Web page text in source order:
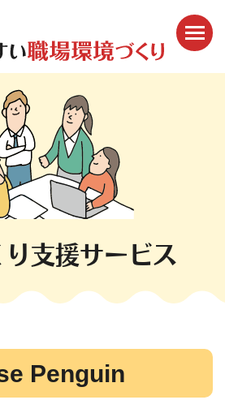
メニ
支援サービス
Penguin